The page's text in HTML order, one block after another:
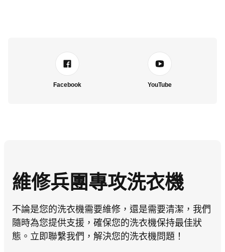
Facebook YouTube
維修兵團專攻洗衣機
不論是您的洗衣機需要維修，還是需要清潔，我們
隨時為您提供支援，確保您的洗衣機保持最佳狀
態。立即聯繫我們，解決您的洗衣機問題！